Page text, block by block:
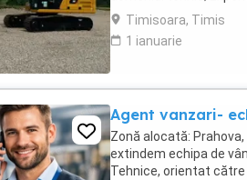
Timisoara, Timis
1 ianuarie
Agent vanzari-
Zonă alocată:
extindem echipa de
Tehnice, orientat